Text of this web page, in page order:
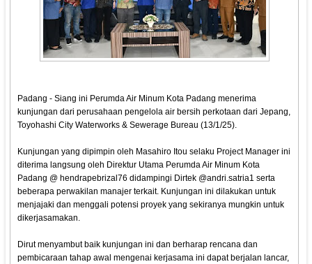
Padang - Siang ini Perumda Air Minum Kota Padang menerima
kunjungan dari perusahaan pengelola air bersih perkotaan dari Jepang,
Toyohashi City Waterworks & Sewerage Bureau (13/1/25).
Kunjungan yang dipimpin oleh Masahiro Itou selaku Project Manager ini
diterima langsung oleh Direktur Utama Perumda Air Minum Kota
Padang @ hendrapebrizal76 didampingi Dirtek @andri.satria1 serta
beberapa perwakilan manajer terkait. Kunjungan ini dilakukan untuk
menjajaki dan menggali potensi proyek yang sekiranya mungkin untuk
dikerjasamakan.
Dirut menyambut baik kunjungan ini dan berharap rencana dan
pembicaraan tahap awal mengenai kerjasama ini dapat berjalan lancar,